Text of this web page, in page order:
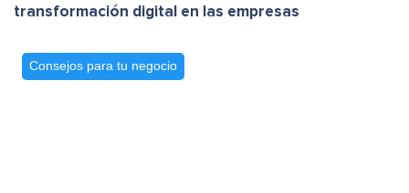
transformación digital en las empresas
Consejos para tu negocio